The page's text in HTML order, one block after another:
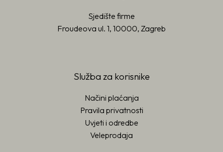
Sjedište firme
Froudeova ul. 1, 10000, Zagreb
Služba za korisnike
Načini plaćanja
Pravila privatnosti
Uvjeti i odredbe
Veleprodaja